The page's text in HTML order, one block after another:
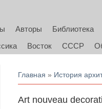
Авторы Библиотека
Восток СССР
Вы здесь
Главная » История
Art nouveau